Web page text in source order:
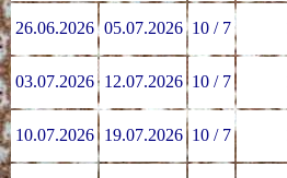
26.06.2026 05.07.2026 10 / 7
03.07.2026 12.07.2026 10 / 7
10.07.2026 19.07.2026 10 / 7